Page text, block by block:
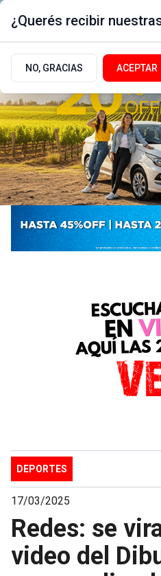
DEPORTES
17/03/2025
Redes: se
video del
¿Querés recibir
NO, GRACIAS ACEPTAR